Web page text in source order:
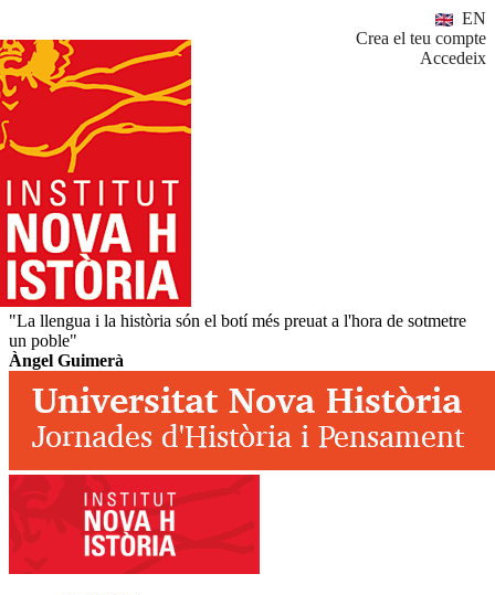
EN
Crea el teu compte
Accedeix
"La llengua i la història són el botí més preuat a l'hora de sotmetre
un poble"
Àngel Guimerà